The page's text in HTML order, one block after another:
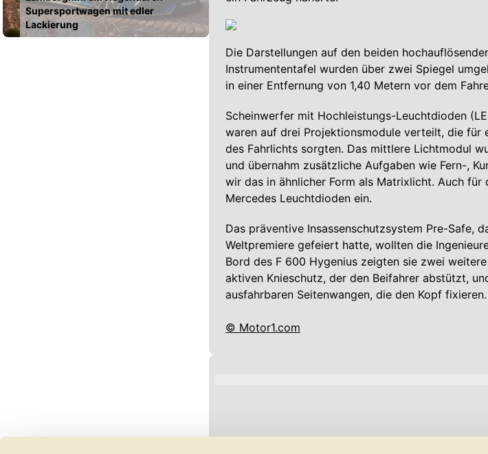
Supersportwagen mit edler
Lackierung
Die Darstellungen auf den beiden
Instrumententafel wurden über zwei Spiegel
in einer Entfernung von 1,40 Metern vor dem
Scheinwerfer mit Hochleistungs-Leuchtdioden
waren auf drei Projektionsmodule verteilt, die für
des Fahrlichts sorgten. Das mittlere Lichtmodul
und übernahm zusätzliche Aufgaben wie Fern-,
wir das in ähnlicher Form als Matrixlicht. Auch für
Mercedes Leuchtdioden ein.
Das präventive Insassenschutzsystem Pre-Safe,
Weltpremiere gefeiert hatte, wollten die
Bord des F 600 Hygenius zeigten sie zwei
aktiven Knieschutz, der den Beifahrer abstützt,
ausfahrbaren Seitenwangen, die den Kopf fixieren.
© Motor1.com